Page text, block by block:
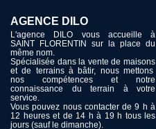
AGENCE DILO
L'agence DILO vous accueille à
SAINT FLORENTIN sur la place du
même nom.
Spécialisée dans la vente de maisons
et de terrains à bâtir, nous mettons
nos compétences et notre
connaissance du terrain à votre
service.
Vous pouvez nous contacter de 9 h à
12 heures et de 14 h à 19 h tous les
jours (sauf le dimanche).